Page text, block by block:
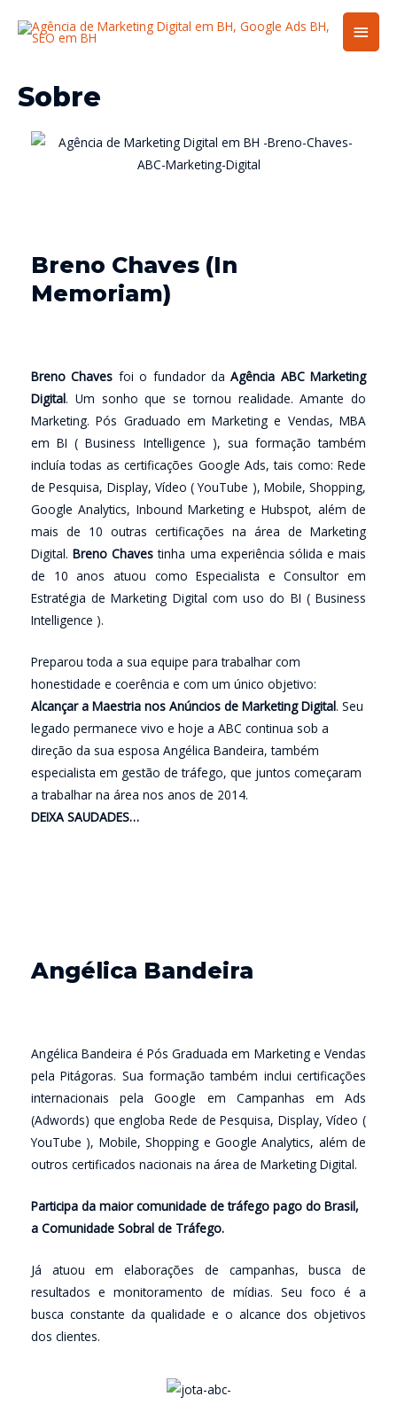
Sobre
Breno Chaves (In
Memoriam)
Breno Chaves foi o fundador daAgência ABC Marketing
Digital. Um sonho que se tornou realidade. Amante do
Marketing. Pós Graduado em Marketing e Vendas, MBA
em BI ( Business Intelligence ), sua formação também
incluía todas as certificações Google Ads, tais como: Rede
de Pesquisa, Display, Vídeo ( YouTube ), Mobile, Shopping,
Google Analytics, Inbound Marketing e Hubspot, além de
mais de 10 outras certificações na área de Marketing
Digital.Breno Chavestinha uma experiência sólida e mais
de 10 anos atuou como Especialista e Consultor em
Estratégia de Marketing Digital com uso do BI ( Business
Intelligence ).
Preparou toda a sua equipe para trabalhar com
honestidade e coerência e com um único objetivo:
Alcançar a Maestria nos Anúncios de Marketing Digital. Seu
legado permanece vivo e hoje a ABC continua sob a
direção da sua esposa Angélica Bandeira, também
especialista em gestão de tráfego, que juntos começaram
a trabalhar na área nos anos de 2014.
DEIXA SAUDADES…
Angélica Bandeira
Angélica Bandeira é Pós Graduada em Marketing e Vendas
pela Pitágoras. Sua formação também inclui certificações
internacionais pela Google em Campanhas em Ads
(Adwords) que engloba Rede de Pesquisa, Display, Vídeo (
YouTube ), Mobile, Shopping e Google Analytics, além de
outros certificados nacionais na área de Marketing Digital.
Participa da maior comunidade de tráfego pago do Brasil,
a Comunidade Sobral de Tráfego.
Já atuou em elaborações de campanhas, busca de
resultados e monitoramento de mídias. Seu foco é a
busca constante da qualidade e o alcance dos objetivos
dos clientes.